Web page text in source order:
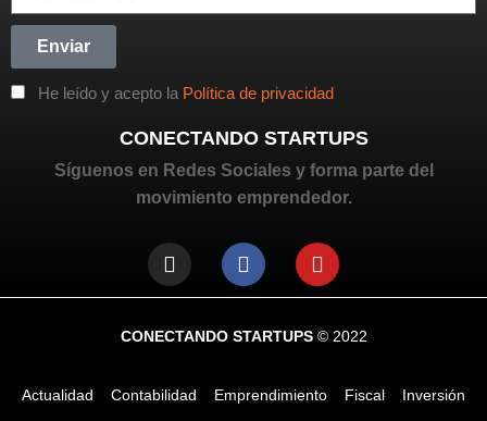
He leído y acepto la Política de privacidad
Enviar
CONECTANDO STARTUPS
Síguenos en Redes Sociales y forma parte del
movimiento emprendedor.
CONECTANDO STARTUPS© 2022
Actualidad Contabilidad Emprendimiento Fiscal Inversión